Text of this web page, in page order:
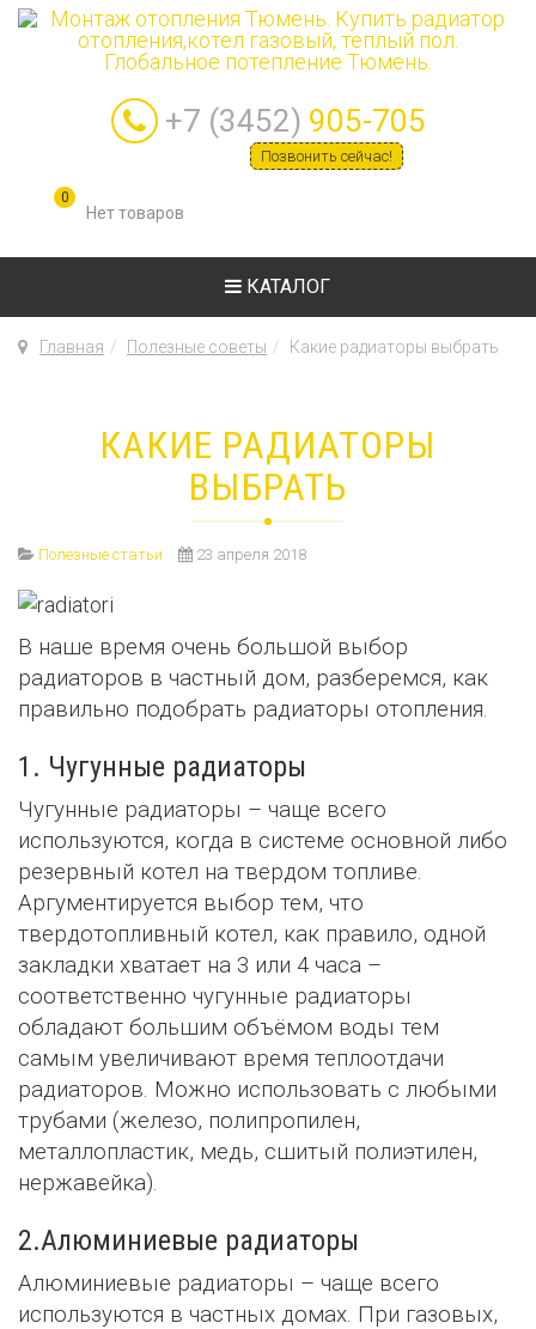
+7 (3452) 905-705
Позвонить сейчас!
0
КАТАЛОГ
Главная Полезные советы Какие радиаторы выбрать
КАКИЕ РАДИАТОРЫ
ВЫБРАТЬ
Полезные статьи 23 апреля 2018
В наше время очень большой выбор
радиаторов в частный дом, разберемся, как
правильно подобрать радиаторы отопления.
1. Чугунные радиаторы
Чугунные радиаторы – чаще всего
используются, когда в системе основной либо
резервный котел на твердом топливе.
Аргументируется выбор тем, что
твердотопливный котел, как правило, одной
закладки хватает на 3 или 4 часа –
соответственно чугунные радиаторы
обладают большим объёмом воды тем
самым увеличивают время теплоотдачи
радиаторов. Можно использовать с любыми
трубами (железо, полипропилен,
металлопластик, медь, сшитый полиэтилен,
нержавейка).
2.Алюминиевые радиаторы
Алюминиевые радиаторы – чаще всего
используются в частных домах. При газовых,